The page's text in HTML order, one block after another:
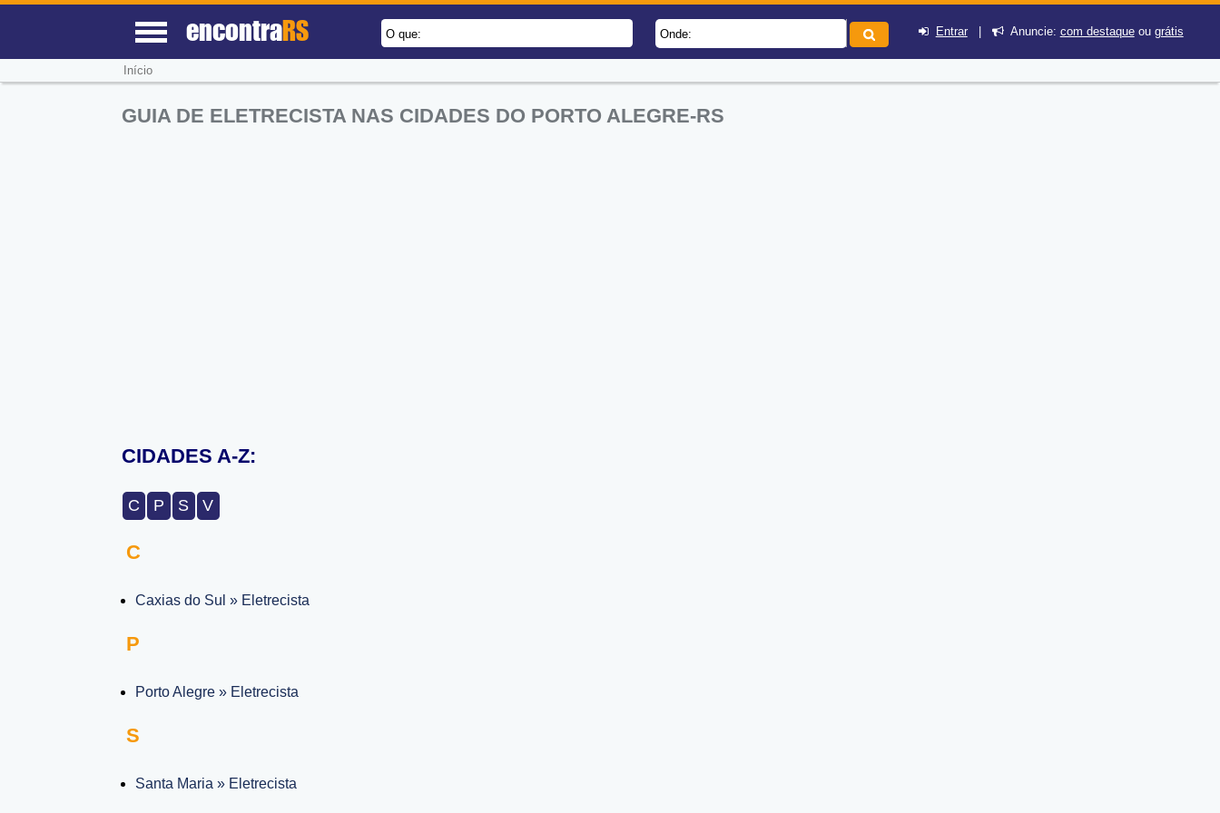
encontraRS O que: Onde: Entrar| Anuncie: com destaqueou grátis
Início
GUIA DE ELETRECISTA NAS CIDADES DO PORTO ALEGRE-RS
CIDADES A-Z:
C P S V
C
Caxias do Sul » Eletrecista
P
Porto Alegre » Eletrecista
S
Santa Maria » Eletrecista